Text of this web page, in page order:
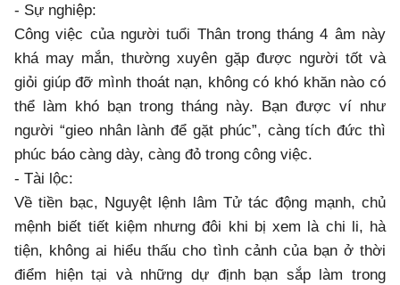
- Sự nghiệp:
Công việc của người tuổi Thân trong tháng 4 âm này
khá may mắn, thường xuyên gặp được người tốt và
giỏi giúp đỡ mình thoát nạn, không có khó khăn nào có
thể làm khó bạn trong tháng này. Bạn được ví như
người “gieo nhân lành để gặt phúc”, càng tích đức thì
phúc báo càng dày, càng đỏ trong công việc.
- Tài lộc:
Về tiền bạc, Nguyệt lệnh lâm Tử tác động mạnh, chủ
mệnh biết tiết kiệm nhưng đôi khi bị xem là chi li, hà
tiện, không ai hiểu thấu cho tình cảnh của bạn ở thời
điểm hiện tại và những dự định bạn sắp làm trong